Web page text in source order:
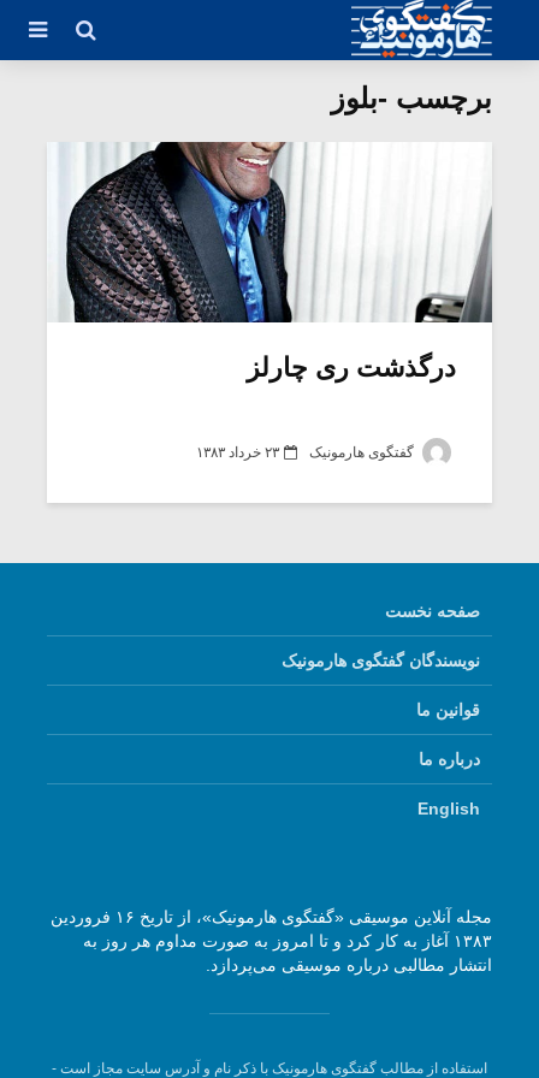
برچسب -بلوز
درگذشت ری چارلز
گفتگوی هارمونیک ۲۳ خرداد ۱۳۸۳
صفحه نخست
نویسندگان گفتگوی هارمونیک
قوانین ما
درباره ما
English
مجله آنلاین موسیقی «گفتگوی هارمونیک»، از تاریخ ۱۶ فروردین
۱۳۸۳ آغاز به کار کرد و تا امروز به صورت مداوم هر روز به
انتشار مطالبی درباره موسیقی می‌پردازد.
استفاده از مطالب گفتگوی هارمونیک با ذکر نام و آدرس سایت مجاز است -